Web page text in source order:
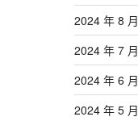
2024 年 8 月
2024 年 7 月
2024 年 6 月
2024 年 5 月